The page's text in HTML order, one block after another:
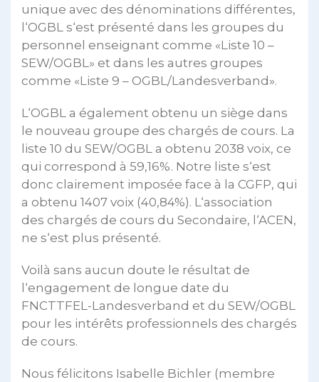
unique avec des dénominations différentes,
l‘OGBL s‘est présenté dans les groupes du
personnel enseignant comme «Liste 10 –
SEW/OGBL» et dans les autres groupes
comme «Liste 9 – OGBL/Landesverband».
L‘OGBL a également obtenu un siège dans
le nouveau groupe des chargés de cours. La
liste 10 du SEW/OGBL a obtenu 2038 voix, ce
qui correspond à 59,16%. Notre liste s‘est
donc clairement imposée face à la CGFP, qui
a obtenu 1407 voix (40,84%). L‘association
des chargés de cours du Secondaire, l‘ACEN,
ne s‘est plus présenté.
Voilà sans aucun doute le résultat de
l‘engagement de longue date du
FNCTTFEL-Landesverband et du SEW/OGBL
pour les intérêts professionnels des chargés
de cours.
Nous félicitons Isabelle Bichler (membre